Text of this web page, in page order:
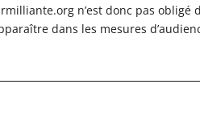
n’est donc pas obligé
dans les mesures